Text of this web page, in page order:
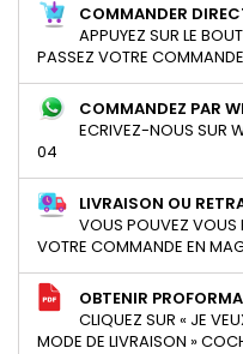
COMMANDER
APPUYEZ SUR LE
PASSEZ VOTRE
COMMANDEZ PAR
ECRIVEZ-NOUS SUR
04
LIVRAISON OU
VOUS POUVEZ VOUS
VOTRE COMMANDE EN
OBTENIR
CLIQUEZ SUR « JE
MODE DE LIVRAISON »